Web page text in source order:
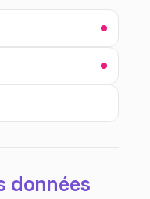
données